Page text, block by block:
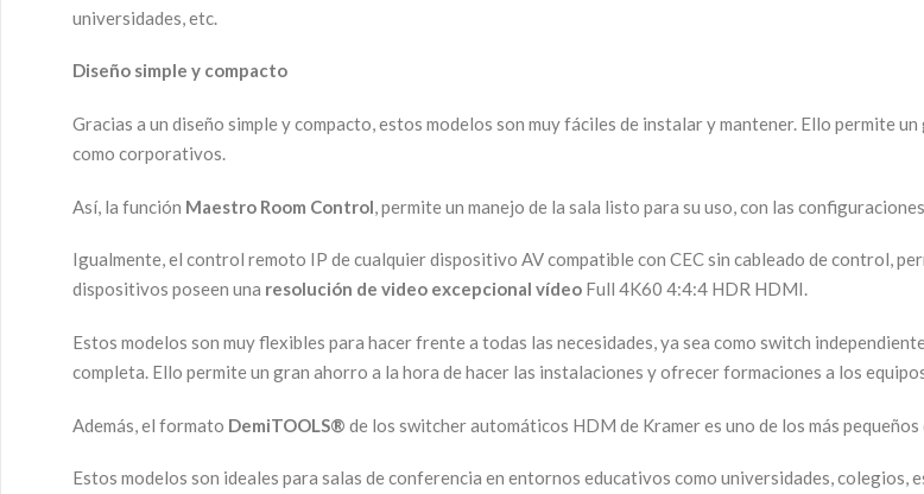
universidades, etc.
Diseño simple y compacto
Gracias a un diseño simple y compacto, estos modelos son muy fáciles de instalar y mantener. Ello permite
como corporativos.
Así, la función Maestro Room Control, permite un manejo de la sala listo para su uso, con las
Igualmente, el control remoto IP de cualquier dispositivo AV compatible con CEC sin cableado de control,
dispositivos poseen una resolución de video excepcional vídeo Full 4K60 4:4:4 HDR HDMI.
Estos modelos son muy flexibles para hacer frente a todas las necesidades, ya sea como switch
completa. Ello permite un gran ahorro a la hora de hacer las instalaciones y ofrecer formaciones a los
Además, el formato DemiTOOLS® de los switcher automáticos HDM de Kramer es uno de los más pequeños
Estos modelos son ideales para salas de conferencia en entornos educativos como universidades, colegios,